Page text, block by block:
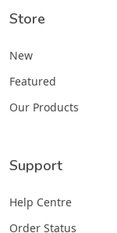
Store
New
Featured
Our Products
Support
Help Centre
Order Status